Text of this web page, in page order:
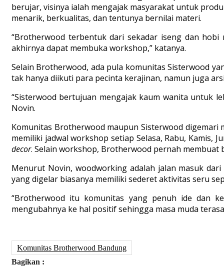
berujar, visinya ialah mengajak masyarakat untuk
menarik, berkualitas, dan tentunya bernilai materi.
“Brotherwood terbentuk dari sekadar iseng dan hobi
akhirnya dapat membuka workshop,” katanya.
Selain Brotherwood, ada pula komunitas Sisterwood
tak hanya diikuti para pecinta kerajinan, namun juga
“Sisterwood bertujuan mengajak kaum wanita untuk
Novin.
Komunitas Brotherwood maupun Sisterwood digemari
memiliki jadwal workshop setiap Selasa, Rabu, Kamis,
decor. Selain workshop, Brotherwood pernah membuat
Menurut Novin, woodworking adalah jalan masuk
yang digelar biasanya memiliki sederet aktivitas seru
“Brotherwood itu komunitas yang penuh ide dan
mengubahnya ke hal positif sehingga masa muda
Komunitas Brotherwood Bandung
Bagikan :